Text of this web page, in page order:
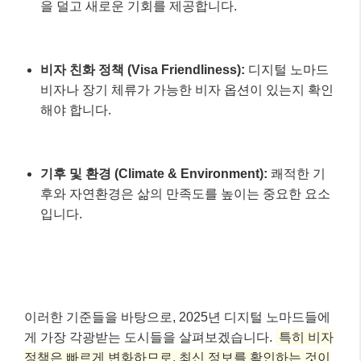
을 덜고 새로운 기회를 제공합니다.
비자 친화 정책 (Visa Friendliness): 디지털 노마드
비자나 장기 체류가 가능한 비자 옵션이 있는지 확인
해야 합니다.
기후 및 환경 (Climate & Environment): 쾌적한 기
후와 자연환경은 삶의 만족도를 높이는 중요한 요소
입니다.
이러한 기준들을 바탕으로, 2025년 디지털 노마드들에
게 가장 각광받는 도시들을 살펴보겠습니다. 특히 비자
정책은 빠르게 변화하므로, 최신 정보를 확인하는 것이